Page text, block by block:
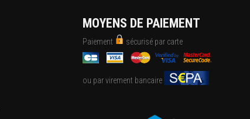
MOYENS DE PAIEMENT
Paiement sécurisé par carte
ou par virement bancaire